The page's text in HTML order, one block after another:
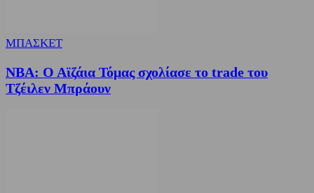
ΜΠΑΣΚΕΤ
NBA: Ο Αϊζάια Τόμας σχολίασε το trade του
Τζέιλεν Μπράουν